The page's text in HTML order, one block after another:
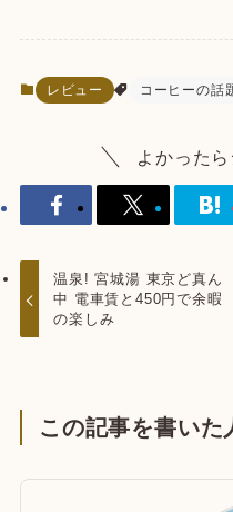
レビュー コーヒーの話
よかったら
温泉! 宮城湯 東京ど真ん
中 電車賃と450円で余暇
の楽しみ
この記事を書いた